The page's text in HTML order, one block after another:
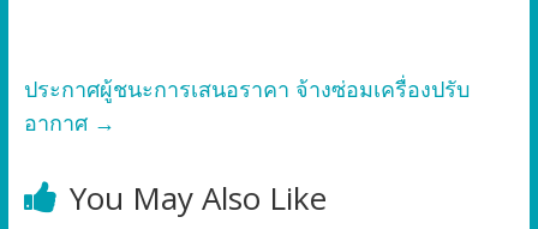
ประกาศผู้ชนะการเสนอราคา จ้างซ่อมเครื่องปรับ
อากาศ →
You May Also Like